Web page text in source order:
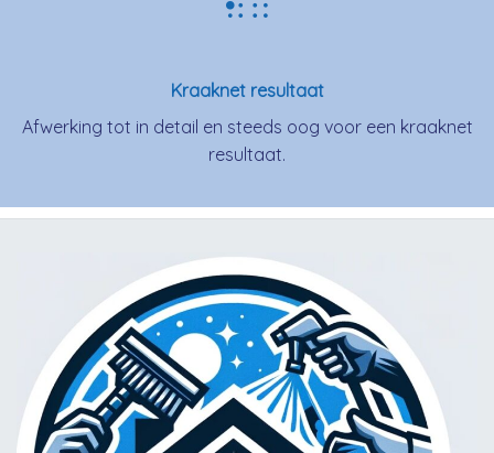
Kraaknet resultaat
Afwerking tot in detail en steeds oog voor een kraaknet
resultaat.